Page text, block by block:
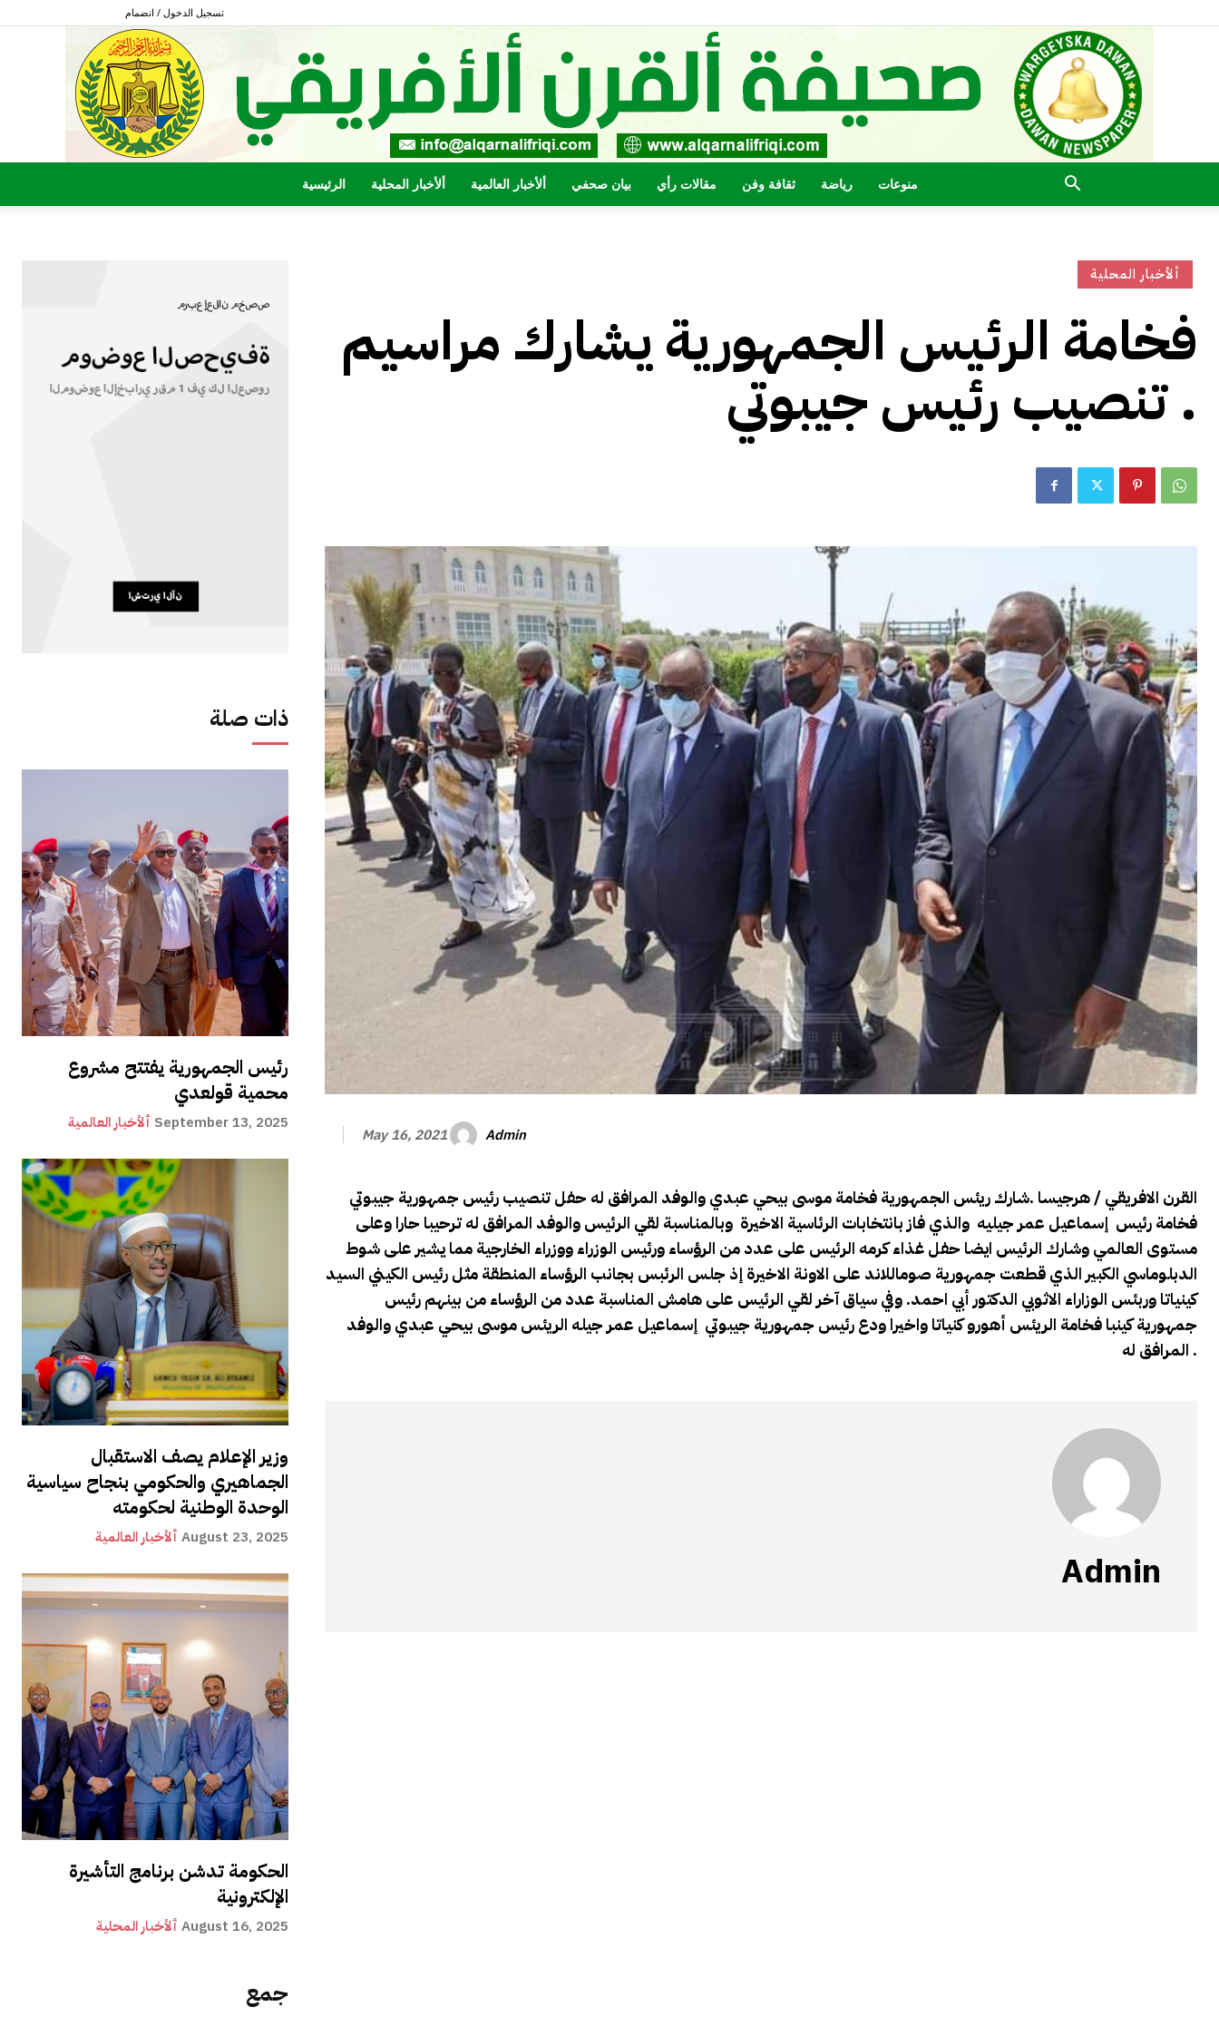
تسجيل الدخول / انضمام
القرن
الرئيسية ألأخبار المحلية ألأخبار العالمية بيان صحفي مقالات رأي ثقافة وفن رياضة منوعات
ذات صلة
رئيس الجمهورية يفتتح مشروع
محمية قولعدي
ألأخبار العالمية September 13, 2025
وزير الإعلام يصف الاستقبال
الجماهيري والحكومي بنجاح سياسية
الوحدة الوطنية لحكومته
ألأخبار العالمية August 23, 2025
الحكومة تدشن برنامج التأشيرة
الإلكترونية
ألأخبار المحلية August 16, 2025
جمع
ألأخبار المحلية
فخامة الرئيس الجمهورية يشارك مراسيم
تنصيب رئيس جيبوتي .
May 16, 2021 Admin
القرن الافريقي / هرجيسا .شارك ريئس الجمهورية فخامة موسى بيحي عبدي والوفد المرافق له حفل تنصيب رئيس جمهورية جيبوتي
فخامة رئيس إسماعيل عمر جيليه والذي فاز بانتخابات الرئاسية الاخيرة وبالمناسبة لقي الرئيس والوفد المرافق له ترحيبا حارا وعلى
مستوى العالمي وشارك الرئيس ايضا حفل غذاء كرمه الرئيس على عدد من الرؤساء ورئيس الوزراء ووزراء الخارجية مما يشير على شوط
الدبلوماسي الكبير الذي قطعت جمهورية صوماللاند على الاونة الاخيرة إذ جلس الرئبس بجانب الرؤساء المنطقة مثل رئيس الكيني السيد
كينياتا وربئس الوزاراء الاثوبي الدكتور أبي احمد. وفي سياق آخر لقي الرئيس على هامش المناسبة عدد من الرؤساء من بينهم رئيس
جمهورية كينبا فخامة الريئس أهورو كنياتا واخيرا ودع رئيس جمهورية جيبوتي إسماعيل عمر جيله الريئس موسى بيحي عبدي والوفد
المرافق له .
Admin